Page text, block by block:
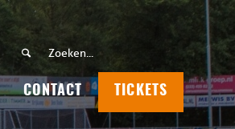
CONTACT TICKETS